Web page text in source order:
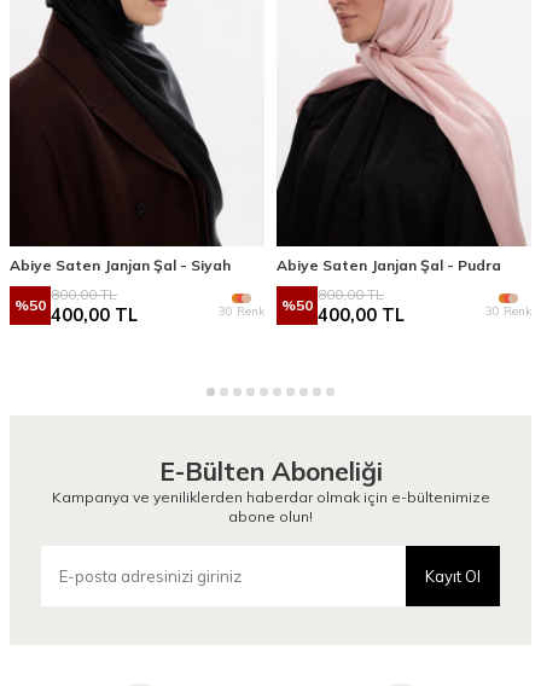
Abiye Saten Janjan Şal - Siyah
%50
800,00TL
400,00 TL 30 Renk
Abiye Saten Janjan Şal - Pudra
%50
800,00TL
400,00 TL 30 Renk
E-Bülten Aboneliği
Kampanya ve yeniliklerden haberdar olmak için e-bültenimize
abone olun!
Kayıt Ol